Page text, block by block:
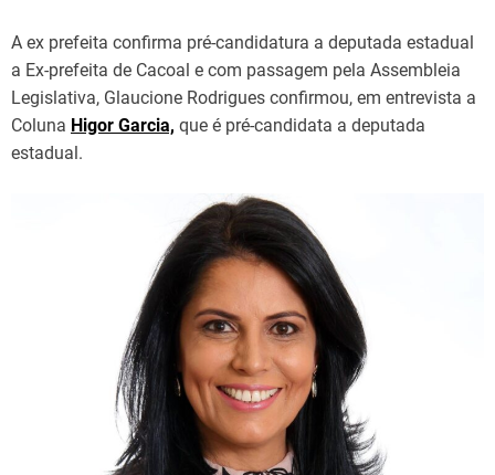
A ex prefeita confirma pré-candidatura a deputada estadual
a Ex-prefeita de Cacoal e com passagem pela Assembleia
Legislativa, Glaucione Rodrigues confirmou, em entrevista a
Coluna Higor Garcia, que é pré-candidata a deputada
estadual.